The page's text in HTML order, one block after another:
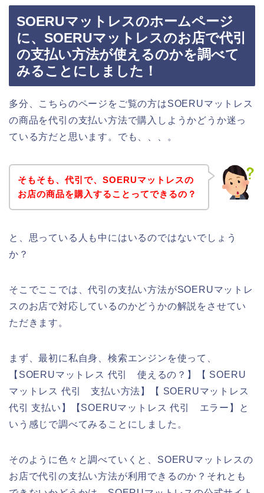
SOERUマットレスのホームページ
に、SOERUマットレスのお店で代引
の支払い方法が使えるのかを調べて
みることにしました！
多分、こちらのページをご覧の方はSOERUマットレス
の商品を代引の支払い方法で購入しようかどうか迷っ
ている方だと思います。でも、、、。
そもそも、代引で、SOERUマットレスの
お店の商品を購入することってできるの？
と、思っている人も中にはいるのではないでしょう
か？
そこでここでは、代引の支払い方法がSOERUマットレ
スのお店で対応しているのかどうかの解説をさせてい
ただきます。
まず、最初に私自身、検索エンジンを使って、
【SOERUマットレス 代引 使えるの？】【 SOERU
マットレス 代引 支払い方法】【 SOERUマットレス
代引 支払い】【SOERUマットレス 代引 エラー】と
いう感じで調べてみることにしました。
そのように色々と調べていくと、SOERUマットレスの
お店で代引の支払い方法が利用できるのか？それとも